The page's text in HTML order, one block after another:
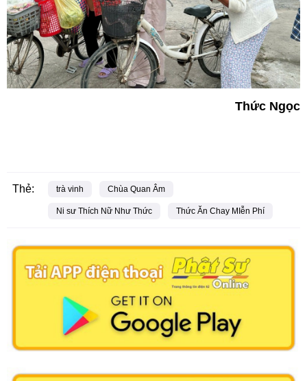
Thức Ngọc
Thẻ: trà vinh Chùa Quan Âm
Ni sư Thích Nữ Như Thức Thức Ăn Chay MIễn Phí